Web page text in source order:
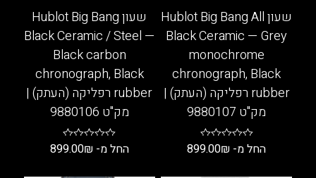
שעון Hublot Big Bang All
Black Ceramic — Grey
monochrome
chronograph, Black
rubber רפליקה (העתק) |
מק"ט 9880107
החל מ- 899.00₪
שעון Hublot Big Bang
Black Ceramic / Steel —
Black carbon
chronograph, Black
rubber רפליקה (העתק) |
מק"ט 9880106
החל מ- 899.00₪